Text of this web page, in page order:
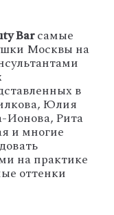
Barсамые
Москвы на
в
Юлия
Ионова, Рита
и многие
на практике
оттенки